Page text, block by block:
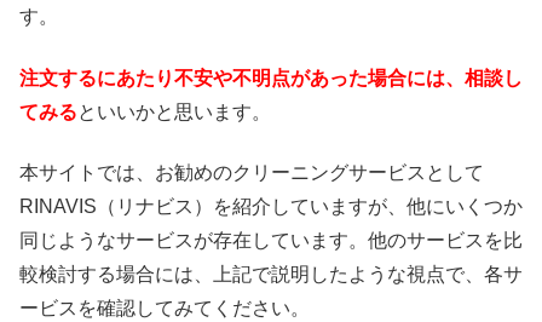
す。
注文するにあたり不安や不明点があった場合には、相談し
てみるといいかと思います。
本サイトでは、お勧めのクリーニングサービスとして
RINAVIS（リナビス）を紹介していますが、他にいくつか
同じようなサービスが存在しています。他のサービスを比
較検討する場合には、上記で説明したような視点で、各サ
ービスを確認してみてください。